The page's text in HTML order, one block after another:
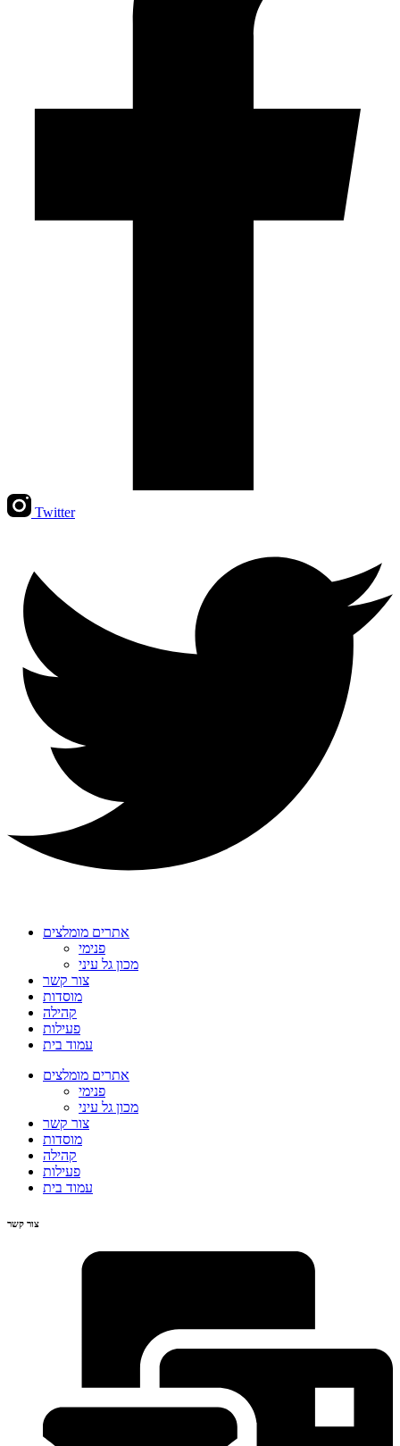
Twitter
אתרים מומלצים
פנימי
מכון גל עיני
צור קשר
מוסדות
קהילה
פעילות
עמוד בית
אתרים מומלצים
פנימי
מכון גל עיני
צור קשר
מוסדות
קהילה
פעילות
עמוד בית
צור קשר